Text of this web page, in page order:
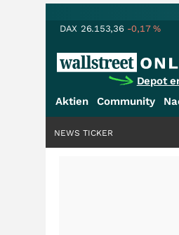
DAX 26.153,36 -0,17%
Depot
Aktien Community
NEWS TICKER